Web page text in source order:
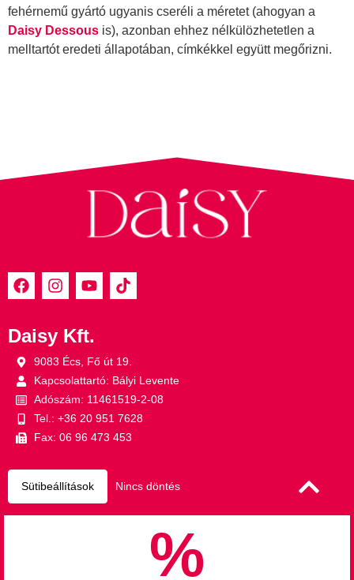
fehérnemű gyártó ugyanis cseréli a méretet (ahogyan a
Daisy Dessous is), azonban ehhez nélkülözhetetlen a
melltartót eredeti állapotában, címkékkel együtt megőrizni.
Daisy Kft.
9083 Écs, Fő út 19.
Kapcsolattartó: Bályi Levente
Adószám: 11461519-2-08
Tel.: +36 20 951 7628
Fax: 06 96 473 453
Sütibeállítások Nincs döntés
%